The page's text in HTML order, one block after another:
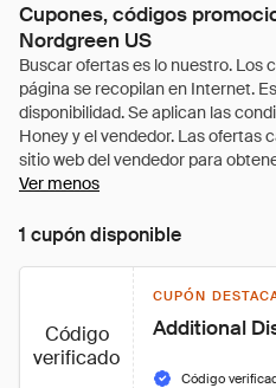
Cupones, códigos
Nordgreen US
Ver menos
1 cupón disponible
Código
verificado
CUPÓN
Additional
Código